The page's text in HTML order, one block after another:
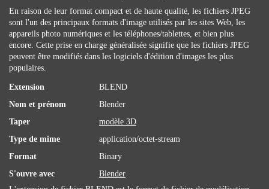
En raison de leur format compact et de haute qualité, les fichiers JPEG
sont l'un des principaux formats d'image utilisés par les sites Web, les
appareils photo numériques et les téléphones/tablettes, et bien plus
encore. Cette prise en charge généralisée signifie que les fichiers JPEG
peuvent être modifiés dans les logiciels d'édition d'images les plus
populaires.
Extension
BLEND
Nom et prénom
Blender
Taper
modèle 3D
Type de mime
application/octet-stream
Format
Binary
S'ouvre avec
Blender